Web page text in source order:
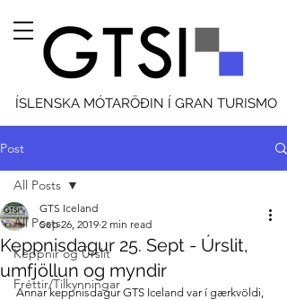
ÍSLENSKA MÓTARÖÐIN Í GRAN TURISMO
Post
All Posts
Keppnir og Úrslit
Fréttir/Tilkynningar
All Posts
Keppnisdagur 25. Sept - Úrslit,
umfjöllun og myndir
GTS Iceland
Sep 26, 2019 2 min read
Annar keppnisdagur GTS Iceland var í gærkvöldi,